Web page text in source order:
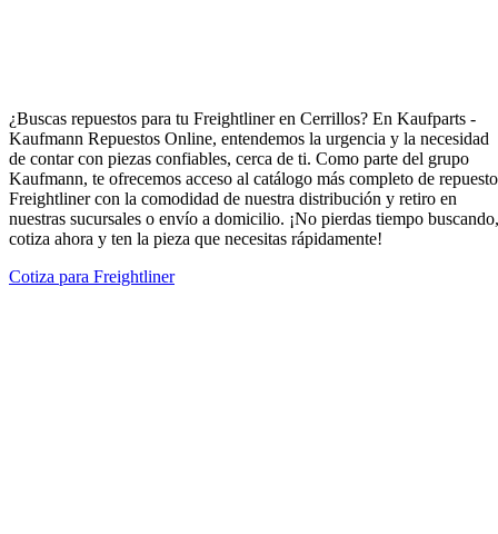
¿Buscas repuestos para tu Freightliner en Cerrillos? En Kaufparts -
Kaufmann Repuestos Online, entendemos la urgencia y la necesidad
de contar con piezas confiables, cerca de ti. Como parte del grupo
Kaufmann, te ofrecemos acceso al catálogo más completo de
Freightliner con la comodidad de nuestra distribución y retiro en
nuestras sucursales o envío a domicilio. ¡No pierdas tiempo buscando,
cotiza ahora y ten la pieza que necesitas rápidamente!
Cotiza para Freightliner